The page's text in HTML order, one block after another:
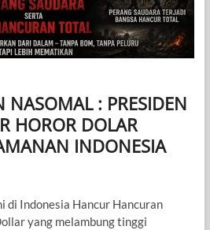
NASOMAL : PRESIDEN
HOROR DOLAR
INDONESIA
di Indonesia Hancur Hancuran
yang melambung tinggi